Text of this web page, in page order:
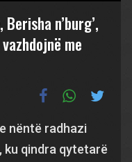
n’burg’,
me
nëntë radhazi
ku qindra qytetarë